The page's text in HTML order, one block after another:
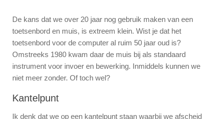
De kans dat we over 20 jaar nog gebruik maken van een
toetsenbord en muis, is extreem klein. Wist je dat het
toetsenbord voor de computer al ruim 50 jaar oud is?
Omstreeks 1980 kwam daar de muis bij als standaard
instrument voor invoer en bewerking. Inmiddels kunnen we
niet meer zonder. Of toch wel?
Kantelpunt
Ik denk dat we op een kantelpunt staan waarbij we afscheid